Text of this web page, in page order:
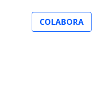
COLABORA